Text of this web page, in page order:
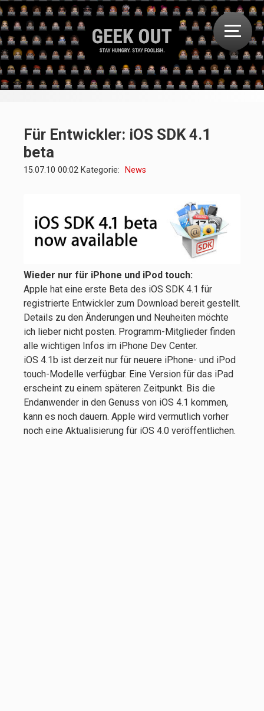
Für Entwickler: iOS SDK 4.1
beta
15.07.10 00:02 Kategorie: News
Wieder nur für iPhone und iPod touch:
Apple hat eine erste Beta des iOS SDK 4.1 für
registrierte Entwickler zum Download bereit gestellt.
Details zu den Änderungen und Neuheiten möchte
ich lieber nicht posten. Programm-Mitglieder finden
alle wichtigen Infos im iPhone Dev Center.
iOS 4.1b ist derzeit nur für neuere iPhone- und iPod
touch-Modelle verfügbar. Eine Version für das iPad
erscheint zu einem späteren Zeitpunkt. Bis die
Endanwender in den Genuss von iOS 4.1 kommen,
kann es noch dauern. Apple wird vermutlich vorher
noch eine Aktualisierung für iOS 4.0 veröffentlichen.